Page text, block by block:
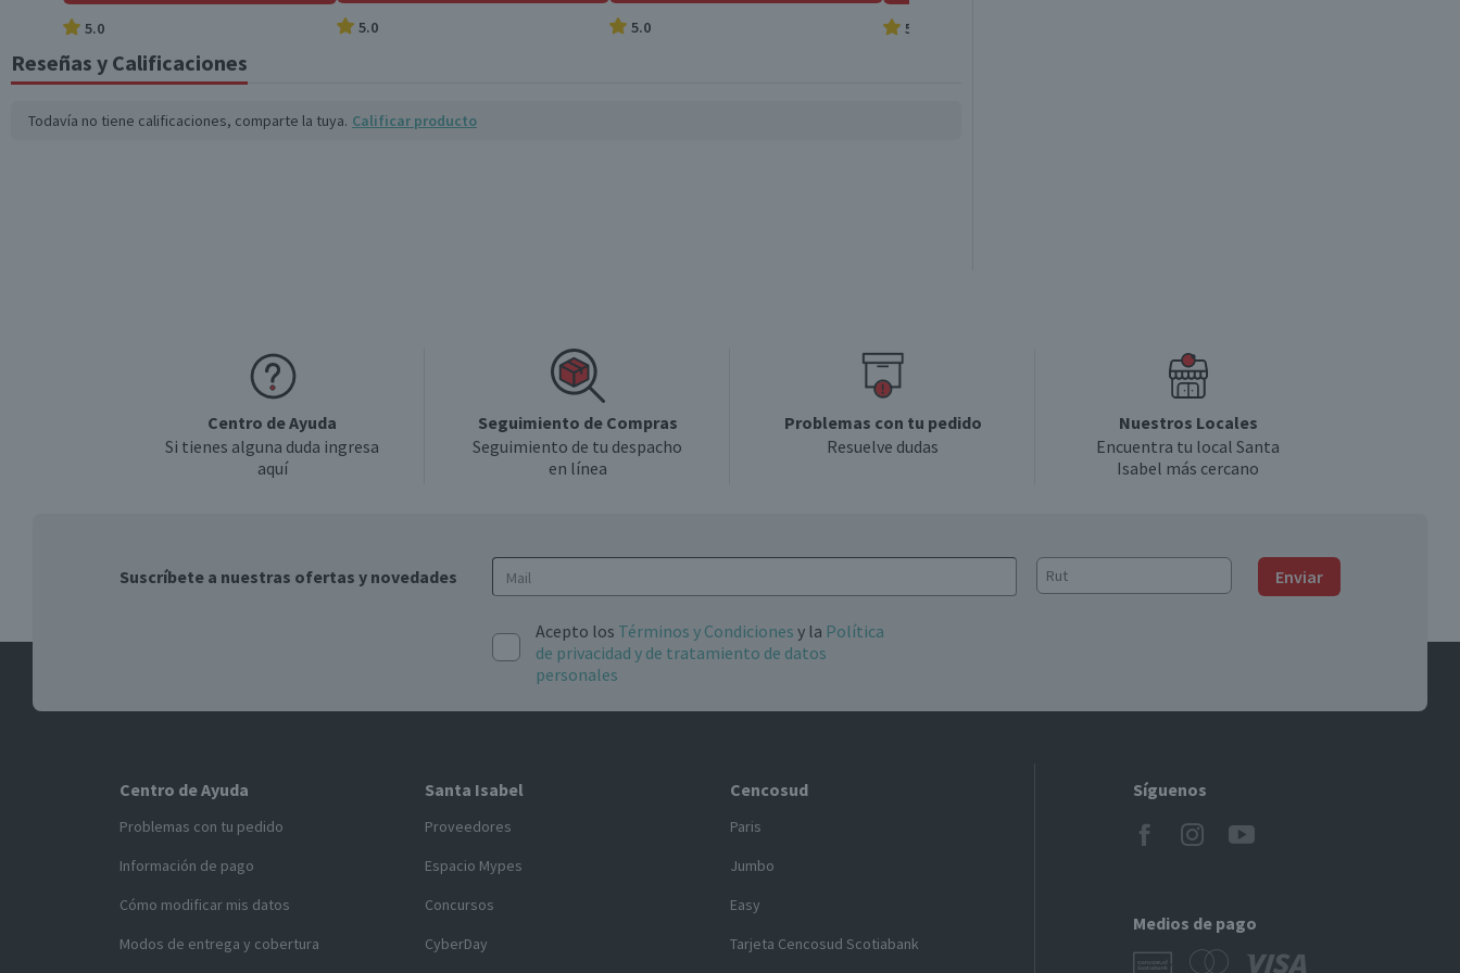
Variedad
5.0 5.0 5.0 5.0
Reseñas y Calificaciones
Todavía no tiene calificaciones, comparte la tuya. Calificar producto
Centro de Ayuda
Si tienes alguna duda ingresa
aquí
Seguimiento de Compras
Seguimiento de tu despacho
en línea
Problemas con tu pedido
Resuelve dudas
Nuestros Locales
Encuentra tu local Santa
Isabel más cercano
Suscríbete a nuestras ofertas y novedades Enviar
Acepto los Términos y Condiciones y la Política
de privacidad y de tratamiento de datos
personales
Centro de Ayuda
Problemas con tu pedido
Información de pago
Cómo modificar mis datos
Modos de entrega y cobertura
Santa Isabel
Proveedores
Espacio Mypes
Concursos
CyberDay
Cencosud
Paris
Jumbo
Easy
Tarjeta Cencosud Scotiabank
Síguenos
Medios de pago